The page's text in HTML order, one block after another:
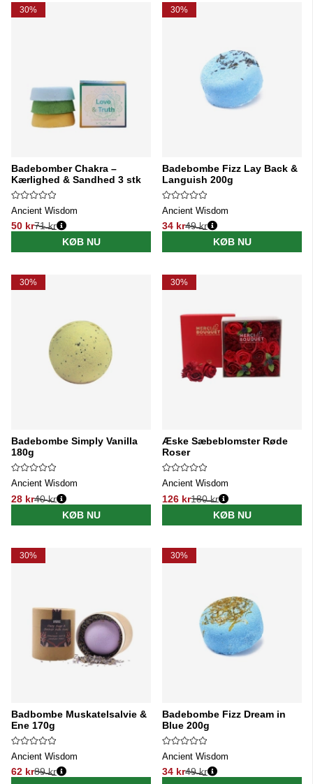
30%
Badebomber Chakra –
Kærlighed & Sandhed 3 stk
Ancient Wisdom
50 kr
Normalpris:
71 kr
KØB NU
30%
Badebombe Fizz Lay Back &
Languish 200g
Ancient Wisdom
34 kr
Normalpris:
49 kr
KØB NU
30%
Badebombe Simply Vanilla
180g
Ancient Wisdom
28 kr
Normalpris:
40 kr
KØB NU
30%
Æske Sæbeblomster Røde
Roser
Ancient Wisdom
126 kr
Normalpris:
180 kr
KØB NU
30%
Badbombe Muskatelsalvie &
Ene 170g
Ancient Wisdom
62 kr
Normalpris:
89 kr
30%
Badebombe Fizz Dream in
Blue 200g
Ancient Wisdom
34 kr
Normalpris:
49 kr